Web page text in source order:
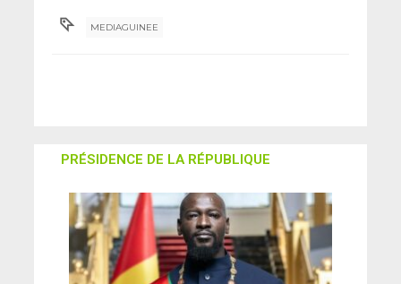
(Féguifoot)
MEDIAGUINEE
PRÉSIDENCE DE LA RÉPUBLIQUE